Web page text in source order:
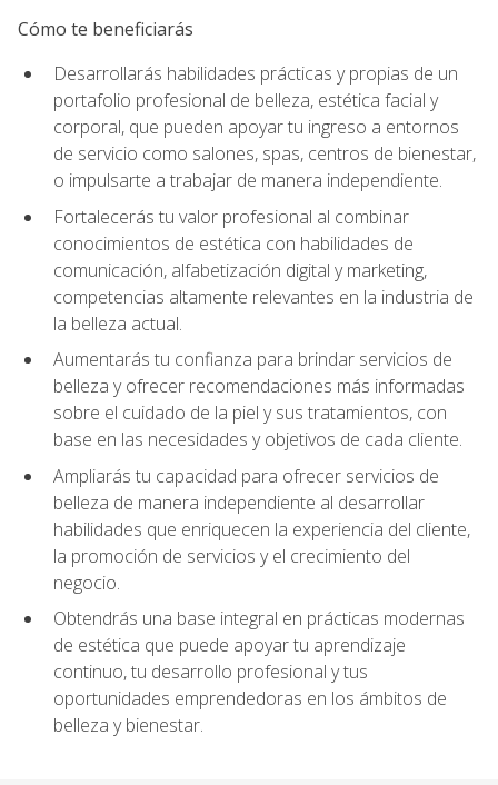
Cómo te beneficiarás
Desarrollarás habilidades prácticas y propias de un
portafolio profesional de belleza, estética facial y
corporal, que pueden apoyar tu ingreso a entornos
de servicio como salones, spas, centros de bienestar,
o impulsarte a trabajar de manera independiente.
Fortalecerás tu valor profesional al combinar
conocimientos de estética con habilidades de
comunicación, alfabetización digital y marketing,
competencias altamente relevantes en la industria de
la belleza actual.
Aumentarás tu confianza para brindar servicios de
belleza y ofrecer recomendaciones más informadas
sobre el cuidado de la piel y sus tratamientos, con
base en las necesidades y objetivos de cada cliente.
Ampliarás tu capacidad para ofrecer servicios de
belleza de manera independiente al desarrollar
habilidades que enriquecen la experiencia del cliente,
la promoción de servicios y el crecimiento del
negocio.
Obtendrás una base integral en prácticas modernas
de estética que puede apoyar tu aprendizaje
continuo, tu desarrollo profesional y tus
oportunidades emprendedoras en los ámbitos de
belleza y bienestar.